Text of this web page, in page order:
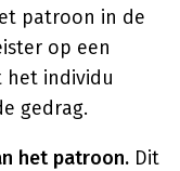
patroon in de
op een
het individu
gedrag.
het patroon. Dit